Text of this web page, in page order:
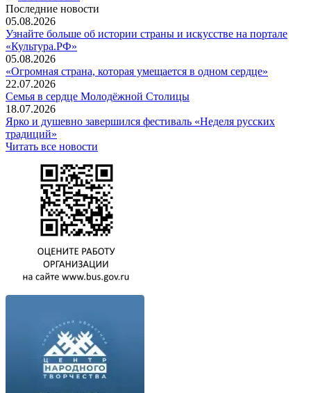
Последние новости
05.08.2026
Узнайте больше об истории страны и искусстве на портале
«Культура.РФ»
05.08.2026
«Огромная страна, которая умещается в одном сердце»
22.07.2026
Семья в сердце Молодёжной Столицы
18.07.2026
Ярко и душевно завершился фестиваль «Неделя русских
традиций»
Читать все новости